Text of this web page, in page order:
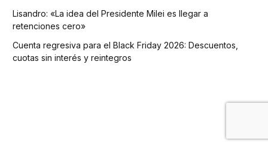
Lisandro: «La idea del Presidente Milei es llegar a
retenciones cero»
Cuenta regresiva para el Black Friday 2026: Descuentos,
cuotas sin interés y reintegros